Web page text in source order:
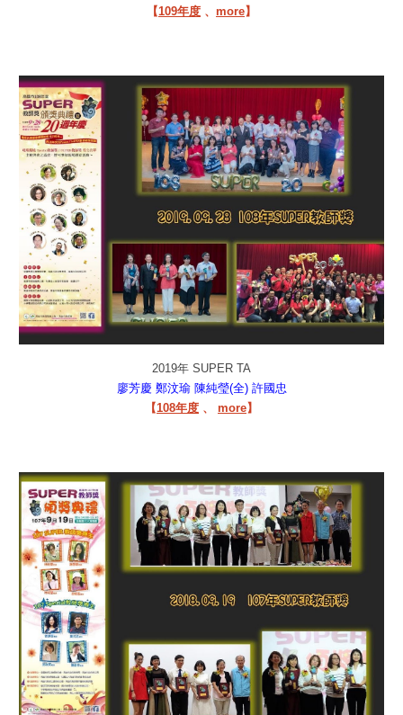
【109年度 、 more】
2019年 SUPER TA
廖芳慶 鄭汶瑜 陳純瑩(全) 許國忠
【108年度 、 more】